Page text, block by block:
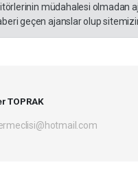
müdahalesi olmadan
geçen ajanslar olup
TOPRAK